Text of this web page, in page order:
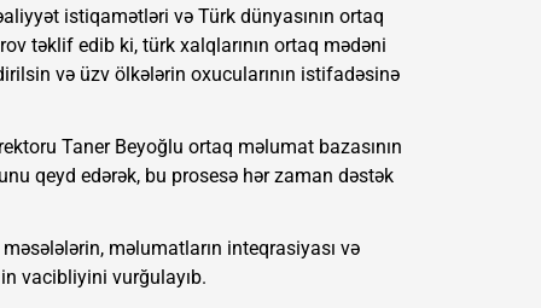
istiqamətləri və Türk dünyasının ortaq
təklif edib ki, türk xalqlarının ortaq mədəni
və üzv ölkələrin oxucularının istifadəsinə
Taner Beyoğlu ortaq məlumat bazasının
qeyd edərək, bu prosesə hər zaman dəstək
məlumatların inteqrasiyası və
vacibliyini vurğulayıb.